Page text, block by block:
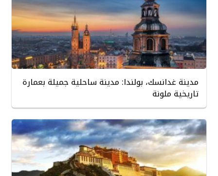
مدينة غدانسك، بولندا: مدينة ساحلية جميلة بعمارة
تاريخية ملونة